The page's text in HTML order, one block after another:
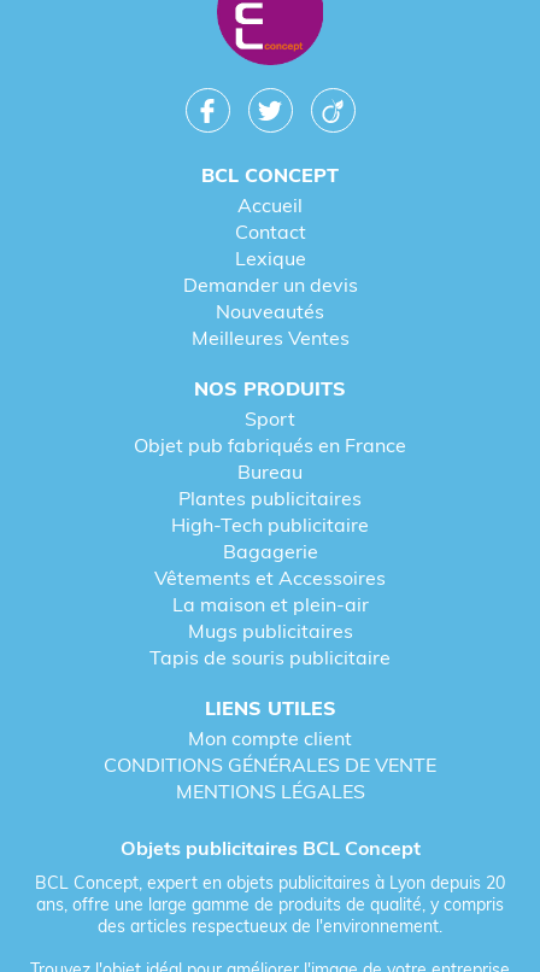
Tee-shirts publicitaires personnalisés
Sweats publicitaires personnalisés
Sets de table publicitaire
paréo personnalisé publicitaire
Parapluies publicitaires
Eventails publicitaires
Casquettes publicitaires
Bouteilles d'eau personnalisées publicitaires
Badges publicitaires personnalisés
Top 10 des cadeaux d’entreprise pour
fidéliser vos clients
Bonbons publicitaires
Calendriers publicitaires personnalisés
Crayons publicitaires personnalisés
Drap de plage personnalisé publicitaire
Objet publicitaire Lyon
Tapis de souris publicitaire à personnaliser
Gourdes publicitaires & gourde personnalisée
Jeux de cartes publicitaires
Lunettes publicitaires personnalisées
Magnet publicitaire
Les meilleurs cadeaux d'entreprise pour noël
2024 et le nouvel an 2025
Objets publicitaires promotionnels Lyon
BCL CONCEPT
Accueil
Contact
Lexique
Demander un devis
Nouveautés
Meilleures Ventes
NOS PRODUITS
Sport
Objet pub fabriqués en France
Bureau
Plantes publicitaires
High-Tech publicitaire
Bagagerie
Vêtements et Accessoires
La maison et plein-air
Mugs publicitaires
Tapis de souris publicitaire
LIENS UTILES
Mon compte client
CONDITIONS GÉNÉRALES DE VENTE
MENTIONS LÉGALES
Objets publicitaires BCL Concept
BCL Concept, expert en objets publicitaires à Lyon depuis 20
ans, offre une large gamme de produits de qualité, y compris
des articles respectueux de l'environnement.